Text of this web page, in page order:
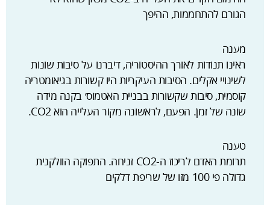
הגורם להתחממות, ההיפך
מענה
ראינו תנודות לאורך ההיסטוריה, דיברנו על סיבות שונות
לשינויי אקלים. הסיבות העיקריות היו קשורות בגיאומטריה
קוסמית, סיבות שקשורות בבניית האטמוס׳ בקנה מידה
שונה של זמן. הפעם, לראשונה מקור העלייה הוא CO2.
טענה
תרומת האדם לריכוז ה-CO2 זניחה. התפוקה הוולקנית
גדולה פי 100 מזו של שריפת דלקים